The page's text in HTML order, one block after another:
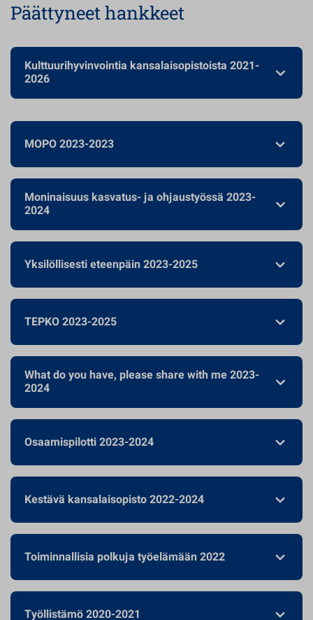
Päättyneet hankkeet
Kulttuurihyvinvointia kansalaisopistoista 2021-
2026
MOPO 2023-2023
Moninaisuus kasvatus- ja ohjaustyössä 2023-
2024
Yksilöllisesti eteenpäin 2023-2025
TEPKO 2023-2025
What do you have, please share with me 2023-
2024
Osaamispilotti 2023-2024
Kestävä kansalaisopisto 2022-2024
Toiminnallisia polkuja työelämään 2022
Työllistämö 2020-2021